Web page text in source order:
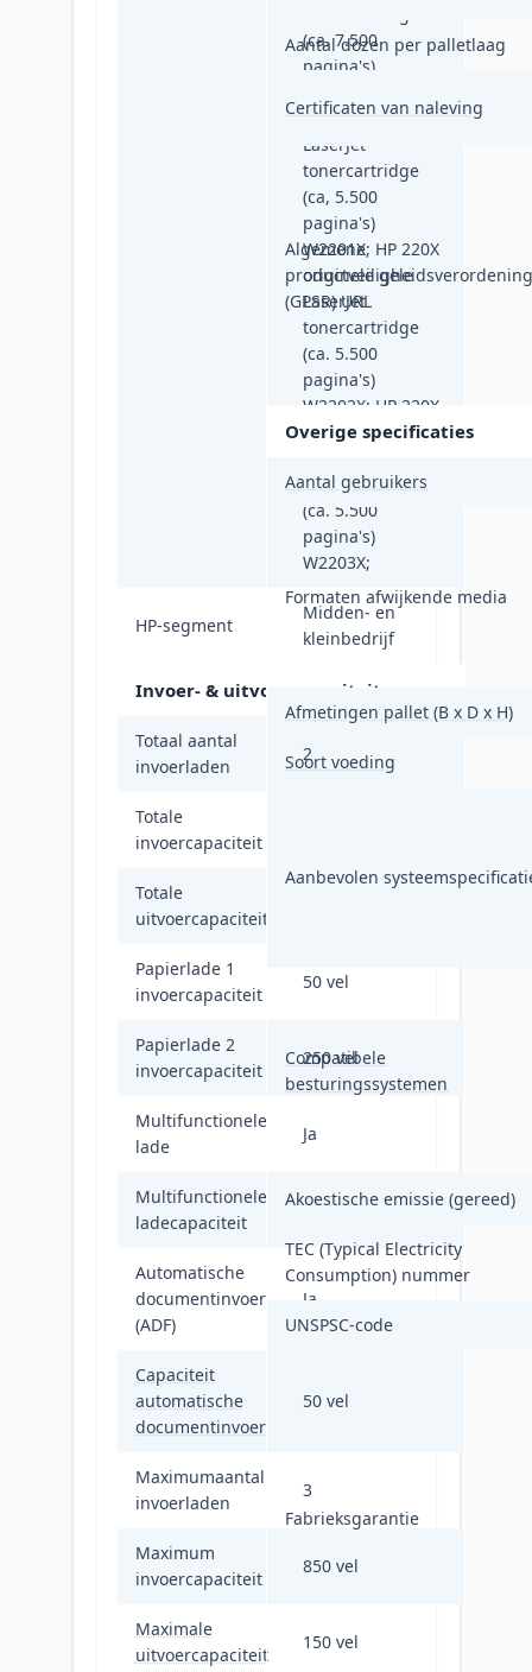
(ca. 7.500
pagina's)
originele cyaan
LaserJet
tonercartridge
(ca, 5.500
pagina's)
W2201X; HP 220X
originele gele
LaserJet
tonercartridge
(ca. 5.500
pagina's)
W2202X; HP 220X
originele
tonercartridge
(ca. 5.500
pagina's)
W2203X;
HP-segment
Midden- en
kleinbedrijf
Invoer- & uitvoercapaciteit
Totaal aantal
invoerladen
2
Totale
invoercapaciteit
Totale
uitvoercapaciteit
Papierlade 1
invoercapaciteit
50 vel
Papierlade 2
invoercapaciteit
250 vel
Multifunctionele
lade
Ja
Multifunctionele
ladecapaciteit
50 vel
Automatische
documentinvoer
(ADF)
Ja
Capaciteit
automatische
documentinvoer
50 vel
Maximumaantal
invoerladen
3
Maximum
invoercapaciteit
850 vel
Maximale
uitvoercapaciteit
150 vel
Aantal dozen per palletlaag
Certificaten van naleving
Algemene
productveiligheidsverordening
(GPSR) URL
Overige specificaties
Aantal gebruikers
Formaten afwijkende media
Afmetingen pallet (B x D x H)
Soort voeding
Aanbevolen
Compatibele
besturingssystemen
Akoestische emissie (gereed)
TEC (Typical Electricity
Consumption) nummer
UNSPSC-code
Fabrieksgarantie